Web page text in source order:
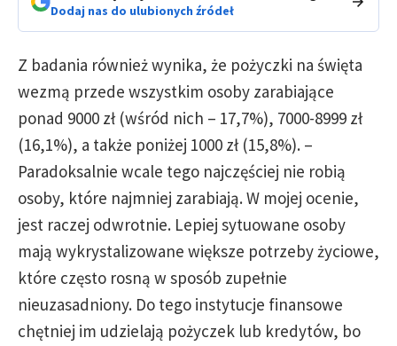
Dodaj nas do ulubionych źródeł
Z badania również wynika, że pożyczki na święta
wezmą przede wszystkim osoby zarabiające
ponad 9000 zł (wśród nich – 17,7%), 7000-8999 zł
(16,1%), a także poniżej 1000 zł (15,8%). –
Paradoksalnie wcale tego najczęściej nie robią
osoby, które najmniej zarabiają. W mojej ocenie,
jest raczej odwrotnie. Lepiej sytuowane osoby
mają wykrystalizowane większe potrzeby życiowe,
które często rosną w sposób zupełnie
nieuzasadniony. Do tego instytucje finansowe
chętniej im udzielają pożyczek lub kredytów, bo